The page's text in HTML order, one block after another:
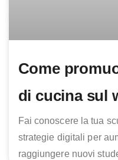
Come
di cucina sul
Fai conoscere la tua
strategie digitali per
raggiungere nuovi